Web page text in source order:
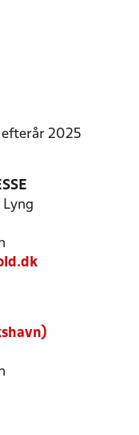
efterår 2025
Lyng